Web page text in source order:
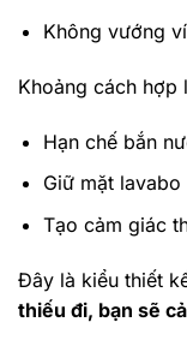
Không vướng
Khoảng cách
Hạn chế bắn
Giữ mặt
Tạo cảm giác
Đây là kiểu thiết
thiếu đi, bạn sẽ